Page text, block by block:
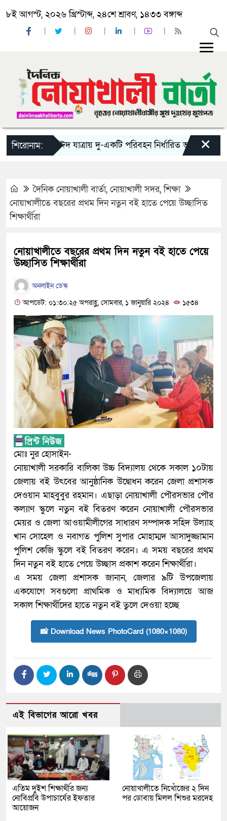
৮ই আগস্ট, ২০২৬ খ্রিস্টাব্দ, ২৪শে শ্রাবণ, ১৪৩৩ বঙ্গাব্দ
শিরোনাম:‘ঈদ যাত্রায় দু-একটি পরিবহন নির্ধারিত ভাড়ার চেয়েও কম
×
দৈনিক নোয়াখালী বার্তা, নোয়াখালী সদর,শিক্ষা
নোয়াখালীতে বছরের প্রথম দিন নতুন বই হাতে পেয়ে উচ্ছাসিত
শিক্ষার্থীরা
নোয়াখালীতে বছরের প্রথম দিন নতুন বই হাতে পেয়ে
উচ্ছাসিত শিক্ষার্থীরা
অনলাইন ডেস্ক
আপডেট: ০১:৩০:২৫ অপরাহ্ণ, সোমবার, ১ জানুয়ারি ২০২৪
১৫৩৪
মোঃ নুর হোসাইন-
নোয়াখালী সরকারি বালিকা উচ্চ বিদ্যালয় থেকে সকাল ১০টায়
জেলায় বই উৎবের আনুষ্ঠানিক উদ্বোধন করেন জেলা প্রশাসক
দেওয়ান মাহবুবুর রহমান। এছাড়া নোয়াখালী পৌরসভার পৌর
কল্যাণ স্কুলে নতুন বই বিতরণ করেন নোয়াখালী পৌরসভার
মেয়র ও জেলা আওয়ামীলীগের সাধারণ সম্পাদক সহিদ উল্যাহ
খান সোহেল ও নবাগত পুলিশ সুপার মোহাম্মদ আসাদুজ্জামান
পুলিশ কেজি স্কুলে বই বিতরণ করেন। এ সময় বছরের প্রথম
দিন নতুন বই হাতে পেয়ে উচ্ছাস প্রকাশ করেন শিক্ষার্থীরা।
এ সময় জেলা প্রশাসক জানান, জেলার ৯টি উপজেলায়
একযোগে সবগুলো প্রাথমিক ও মাধ্যমিক বিদ্যালয়ে আজ
সকাল শিক্ষার্থীদের হাতে নতুন বই তুলে দেওয়া হচ্ছে
📸 Download News PhotoCard (1080×1080)
এই বিভাগের আরো খবর
এতিম দুইশ শিক্ষার্থীর জন্য
নোবিপ্রবি উপাচার্যের ইফতার
আয়োজন
নোয়াখালীতে নিখোঁজের ২ দিন
পর ডোবায় মিলল শিশুর মরদেহ